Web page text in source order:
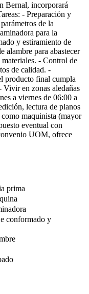
Bernal, incorporará
- Preparación y
de la
para la
y estiramiento de
alambre para abastecer
- Control de
de calidad. -
producto final cumpla
Vivir en zonas aledañas
a viernes de 06:00 a
lectura de planos
maquinista (mayor
eventual con
UOM, ofrece
prima
conformado y